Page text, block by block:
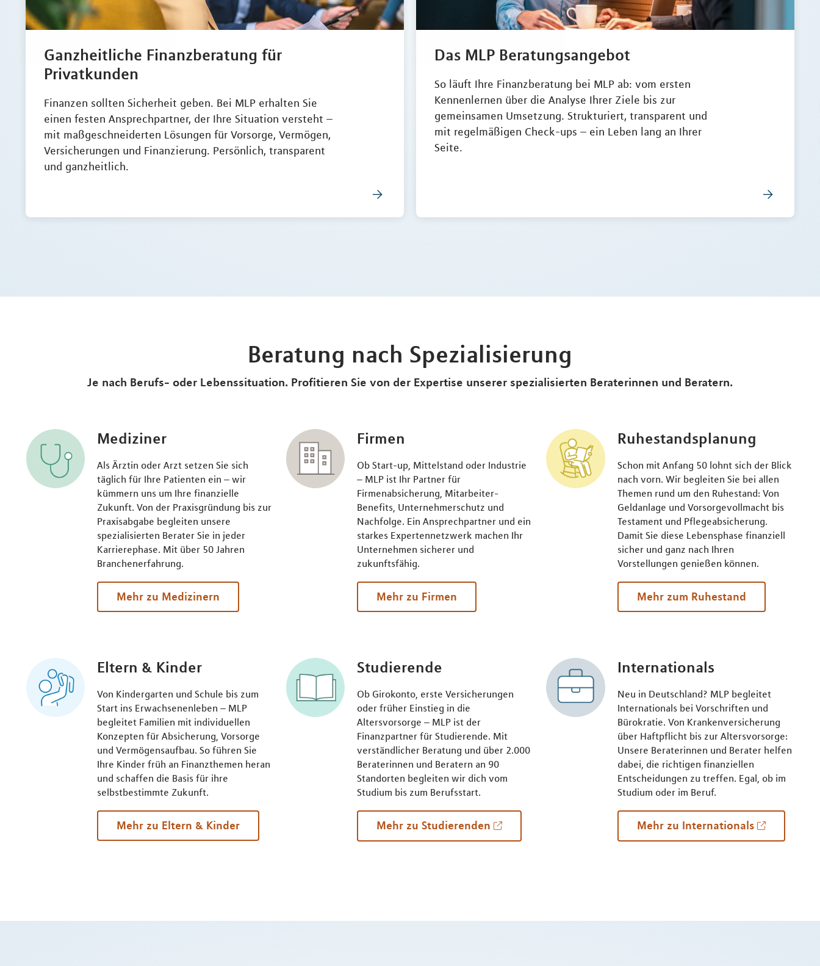
Ganzheitliche Finanzberatung für
Privatkunden
Finanzen sollten Sicherheit geben. Bei MLP erhalten Sie
einen festen Ansprechpartner, der Ihre Situation versteht –
mit maßgeschneiderten Lösungen für Vorsorge, Vermögen,
Versicherungen und Finanzierung. Persönlich, transparent
und ganzheitlich.
Das MLP Beratungsangebot
So läuft Ihre Finanzberatung bei MLP ab: vom ersten
Kennenlernen über die Analyse Ihrer Ziele bis zur
gemeinsamen Umsetzung. Strukturiert, transparent und
mit regelmäßigen Check-ups – ein Leben lang an Ihrer
Seite.
Beratung nach Spezialisierung
Je nach Berufs- oder Lebenssituation. Profitieren Sie von der Expertise unserer spezialisierten Beraterinnen und Beratern.
Mediziner
Als Ärztin oder Arzt setzen Sie sich
täglich für Ihre Patienten ein – wir
kümmern uns um Ihre finanzielle
Zukunft. Von der Praxisgründung bis zur
Praxisabgabe begleiten unsere
spezialisierten Berater Sie in jeder
Karrierephase. Mit über 50 Jahren
Branchenerfahrung.
Mehr zu Medizinern
Firmen
Ob Start-up, Mittelstand oder Industrie
– MLP ist Ihr Partner für
Firmenabsicherung, Mitarbeiter-
Benefits, Unternehmerschutz und
Nachfolge. Ein Ansprechpartner und ein
starkes Expertennetzwerk machen Ihr
Unternehmen sicherer und
zukunftsfähig.
Mehr zu Firmen
Ruhestandsplanung
Schon mit Anfang 50 lohnt sich der Blick
nach vorn. Wir begleiten Sie bei allen
Themen rund um den Ruhestand: Von
Geldanlage und Vorsorgevollmacht bis
Testament und Pflegeabsicherung.
Damit Sie diese Lebensphase finanziell
sicher und ganz nach Ihren
Vorstellungen genießen können.
Mehr zum Ruhestand
Eltern & Kinder
Von Kindergarten und Schule bis zum
Start ins Erwachsenenleben – MLP
begleitet Familien mit individuellen
Konzepten für Absicherung, Vorsorge
und Vermögensaufbau. So führen Sie
Ihre Kinder früh an Finanzthemen heran
und schaffen die Basis für ihre
selbstbestimmte Zukunft.
Mehr zu Eltern & Kinder
Studierende
Ob Girokonto, erste Versicherungen
oder früher Einstieg in die
Altersvorsorge – MLP ist der
Finanzpartner für Studierende. Mit
verständlicher Beratung und über 2.000
Beraterinnen und Beratern an 90
Standorten begleiten wir dich vom
Studium bis zum Berufsstart.
Mehr zu Studierenden
Internationals
Neu in Deutschland? MLP begleitet
Internationals bei Vorschriften und
Bürokratie. Von Krankenversicherung
über Haftpflicht bis zur Altersvorsorge:
Unsere Beraterinnen und Berater helfen
dabei, die richtigen finanziellen
Entscheidungen zu treffen. Egal, ob im
Studium oder im Beruf.
Mehr zu Internationals